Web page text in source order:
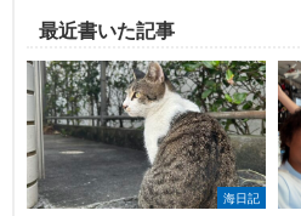
最近書いた記事
海日記